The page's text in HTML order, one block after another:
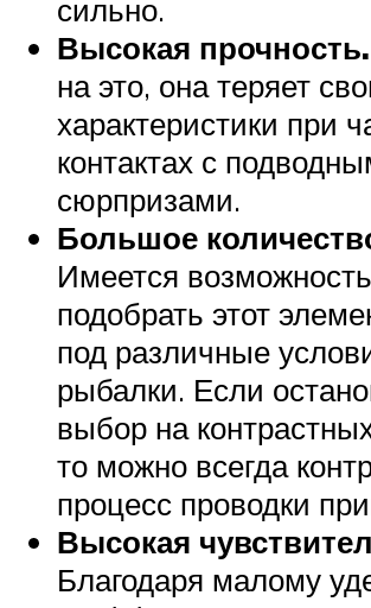
сильно.
Высокая прочность.
на это, она теряет
характеристики при
контактах с
сюрпризами.
Большое
Имеется возможность
подобрать этот
под различные
рыбалки. Если
выбор на
то можно всегда
процесс проводки
Высокая
Благодаря малому